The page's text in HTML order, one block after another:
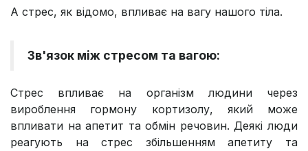
А стрес, як відомо, впливає на вагу нашого тіла.
Зв'язок між стресом та вагою:
Стрес впливає на організм людини через
вироблення гормону кортизолу, який може
впливати на апетит та обмін речовин. Деякі люди
реагують на стрес збільшенням апетиту та